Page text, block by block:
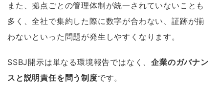
また、拠点ごとの管理体制が統一されていないことも
多く、全社で集約した際に数字が合わない、証跡が揃
わないといった問題が発生しやすくなります。
SSBJ開示は単なる環境報告ではなく、企業のガバナン
スと説明責任を問う制度です。